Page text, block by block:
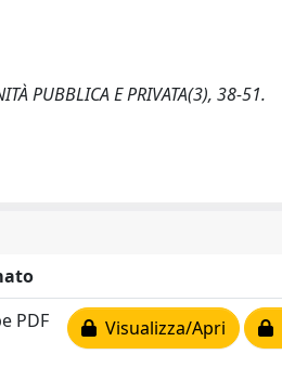
PUBBLICA E PRIVATA(3), 38-51.
PDF Visualizza/Apri